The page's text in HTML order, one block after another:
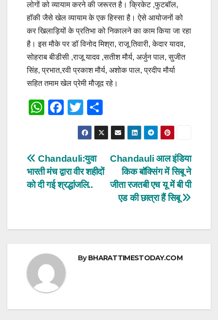
लोगों को व्यायाम करने की जरूरत है। क्रिकेट ,फुटबॉल,
हॉकी जैसे खेल व्यायाम के एक हिस्सा है। ऐसे आयोजनों को
कर खिलाड़ियों के प्रतिभा को निकालने का काम किया जा रहा
है। इस मौके पर डॉ विनोद मिश्रा, राजू तिवारी, केदार यादव,
सोहराब बीडीसी ,राजू यादव ,सतीश मौर्य, अर्जुन पाल, सुजीत
सिंह, प्रभात,रवी प्रकाश मौर्य, अशोक पाल, प्रदीप मौर्या
सहित तमाम खेल प्रेमी मौजूद रहे।
W
s
A
p
F
e
b
o
T
wi
tt
er
h
ar
e
Post
navigation
Chandauli आल इंडिया
किक बॉक्सिंग में सिबू ने
जीता रजतबी एच यू में बी पी
एड की छात्रा हैं सिबू
Chandauli:युवा
भारती मंच द्वारा वीर शहीदों
को दी गई श्रद्धांजलि..
ByBHARATTIMESTODAY.COM